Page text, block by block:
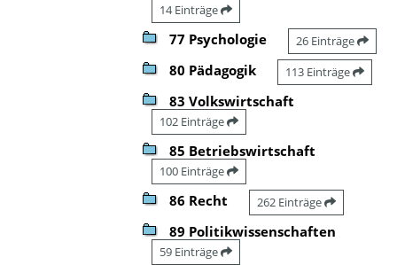
14 Einträge
77 Psychologie 26 Einträge
80 Pädagogik 113 Einträge
83 Volkswirtschaft
102 Einträge
85 Betriebswirtschaft
100 Einträge
86 Recht 262 Einträge
89 Politikwissenschaften
59 Einträge